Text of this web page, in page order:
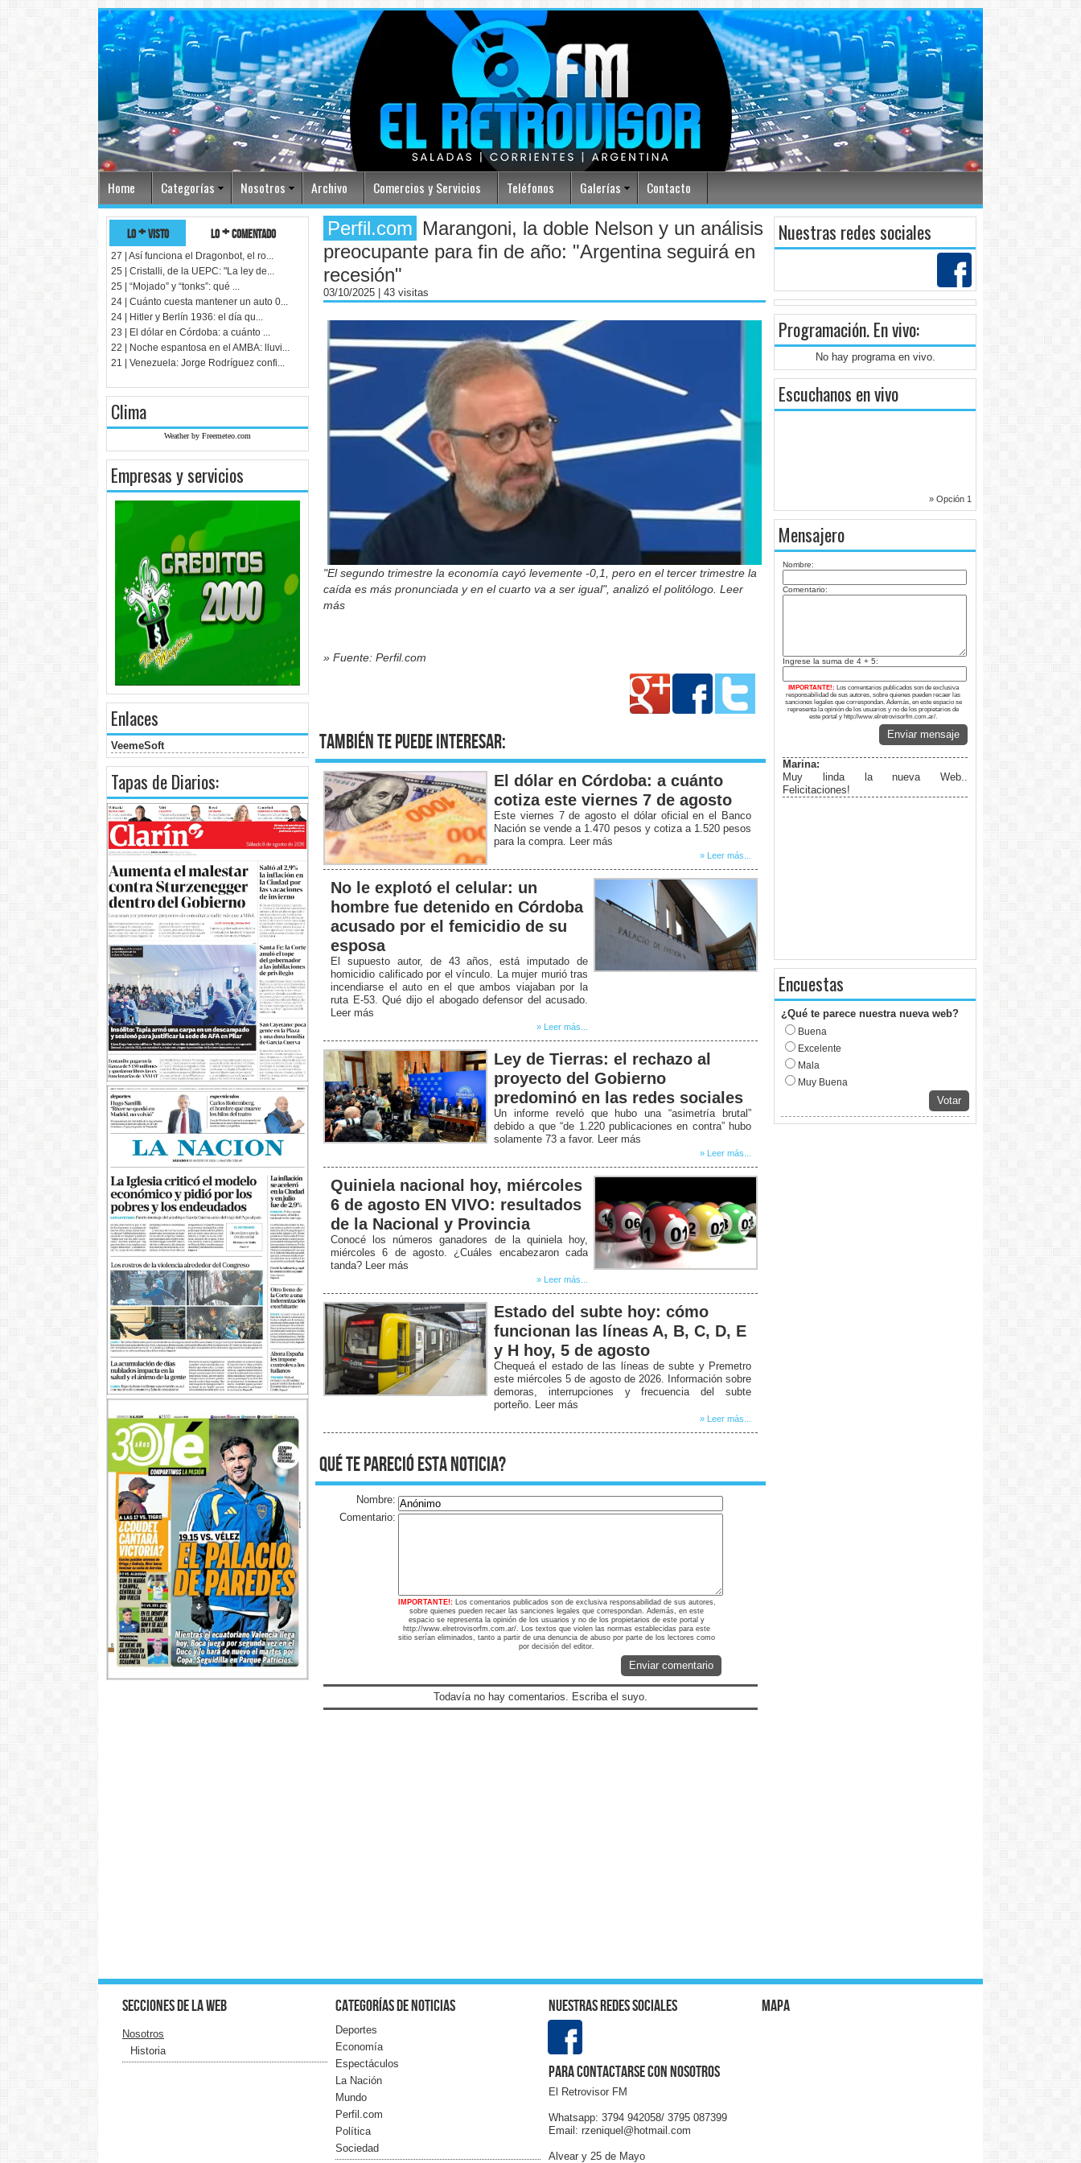
Home Categorías Nosotros Archivo Comercios y Servicios Teléfonos Galerías Contacto
lo + visto lo + comentado
27 | Así funciona el Dragonbot, el ro...
25 | Cristalli, de la UEPC: "La ley de...
25 | “Mojado” y “tonks”: qué ...
24 | Cuánto cuesta mantener un auto 0...
24 | Hitler y Berlín 1936: el día qu...
23 | El dólar en Córdoba: a cuánto ...
22 | Noche espantosa en el AMBA: lluvi...
21 | Venezuela: Jorge Rodríguez confi...
Clima
Weather by Freemeteo.com
Empresas y servicios
Enlaces
VeemeSoft
Tapas de Diarios:
Perfil.com Marangoni, la doble Nelson y un análisis
preocupante para fin de año: "Argentina seguirá en
recesión"
03/10/2025 | 43 visitas
"El segundo trimestre la economía cayó levemente -0,1, pero en el tercer trimestre la
caída es más pronunciada y en el cuarto va a ser igual", analizó el politólogo. Leer
más
» Fuente: Perfil.com
También te puede interesar:
El dólar en Córdoba: a cuánto
cotiza este viernes 7 de agosto
Este viernes 7 de agosto el dólar oficial en el Banco
Nación se vende a 1.470 pesos y cotiza a 1.520 pesos
para la compra. Leer más
» Leer más...
No le explotó el celular: un
hombre fue detenido en Córdoba
acusado por el femicidio de su
esposa
El supuesto autor, de 43 años, está imputado de
homicidio calificado por el vínculo. La mujer murió tras
incendiarse el auto en el que ambos viajaban por la
ruta E-53. Qué dijo el abogado defensor del acusado.
Leer más
» Leer más...
Ley de Tierras: el rechazo al
proyecto del Gobierno
predominó en las redes sociales
Un informe reveló que hubo una “asimetría brutal”
debido a que “de 1.220 publicaciones en contra” hubo
solamente 73 a favor. Leer más
» Leer más...
Quiniela nacional hoy, miércoles
6 de agosto EN VIVO: resultados
de la Nacional y Provincia
Conocé los números ganadores de la quiniela hoy,
miércoles 6 de agosto. ¿Cuáles encabezaron cada
tanda? Leer más
» Leer más...
Estado del subte hoy: cómo
funcionan las líneas A, B, C, D, E
y H hoy, 5 de agosto
Chequeá el estado de las líneas de subte y Premetro
este miércoles 5 de agosto de 2026. Información sobre
demoras, interrupciones y frecuencia del subte
porteño. Leer más
» Leer más...
qué te pareció esta noticia?
Nombre:
Comentario:
IMPORTANTE!: Los comentarios publicados son de exclusiva responsabilidad de sus autores,
sobre quienes pueden recaer las sanciones legales que correspondan. Además, en este
espacio se representa la opinión de los usuarios y no de los propietarios de este portal y
http://www.elretrovisorfm.com.ar/. Los textos que violen las normas establecidas para este
sitio serían eliminados, tanto a partir de una denuncia de abuso por parte de los lectores como
por decisión del editor.
Enviar comentario
Todavía no hay comentarios. Escriba el suyo.
Nuestras redes sociales
Programación. En vivo:
No hay programa en vivo.
Escuchanos en vivo
» Opción 1
Mensajero
Nombre:
Comentario:
Ingrese la suma de 4 + 5:
IMPORTANTE!: Los comentarios publicados son de exclusiva
responsabilidad de sus autores, sobre quienes pueden recaer las
sanciones legales que correspondan. Además, en este espacio se
representa la opinión de los usuarios y no de los propietarios de
este portal y http://www.elretrovisorfm.com.ar/.
Enviar mensaje
Marina:
Muy linda la nueva Web..
Felicitaciones!
Encuestas
¿Qué te parece nuestra nueva web?
Buena
Excelente
Mala
Muy Buena
Votar
Secciones de la web
Nosotros
Historia
Categorías de noticias
Deportes
Economía
Espectáculos
La Nación
Mundo
Perfil.com
Política
Sociedad
Nuestras redes sociales
Para contactarse con nosotros
El Retrovisor FM
Whatsapp: 3794 942058/ 3795 087399
Email: rzeniquel@hotmail.com
Alvear y 25 de Mayo
Mapa